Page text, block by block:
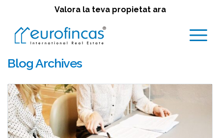
Valora la teva propietat ara
Blog Archives